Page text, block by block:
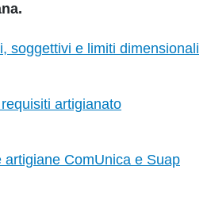
soggettivi e limiti dimensionali
artigianato
artigiane ComUnica e Suap